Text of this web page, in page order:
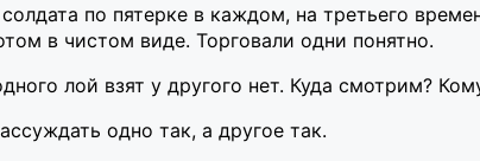
по пятерке в каждом, на третьего
в чистом виде. Торговали одни понятно.
лой взят у другого нет. Куда смотрим?
одно так, а другое так.